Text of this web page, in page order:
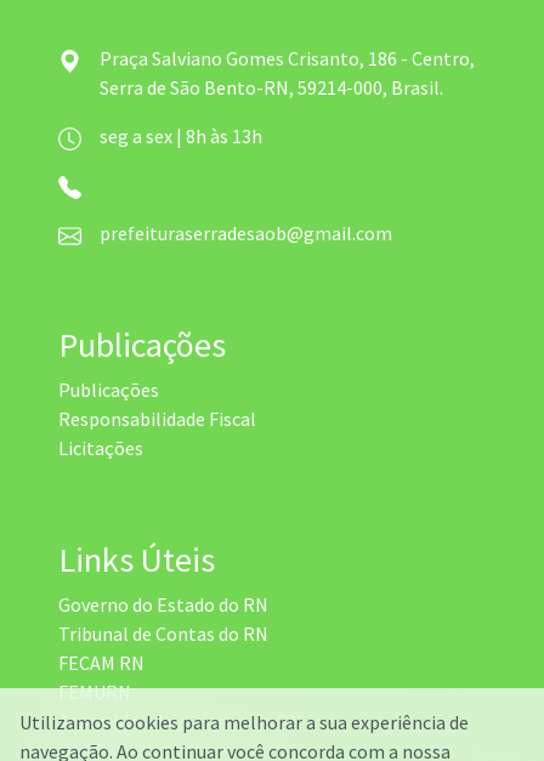
Praça Salviano Gomes Crisanto, 186 - Centro,
Serra de São Bento-RN, 59214-000, Brasil.
seg a sex | 8h às 13h
prefeituraserradesaob@gmail.com
Publicações
Publicações
Responsabilidade Fiscal
Licitações
Links Úteis
Governo do Estado do RN
Tribunal de Contas do RN
FECAM RN
FEMURN
Assembleia Legislativa do RN
DETRAN RN
Utilizamos cookies para melhorar a sua experiência de
navegação. Ao continuar você concorda com a nossa